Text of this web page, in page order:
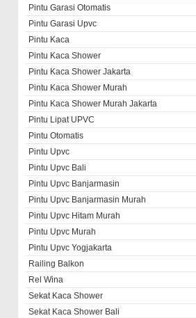
Pintu Garasi Otomatis
Pintu Garasi Upvc
Pintu Kaca
Pintu Kaca Shower
Pintu Kaca Shower Jakarta
Pintu Kaca Shower Murah
Pintu Kaca Shower Murah Jakarta
Pintu Lipat UPVC
Pintu Otomatis
Pintu Upvc
Pintu Upvc Bali
Pintu Upvc Banjarmasin
Pintu Upvc Banjarmasin Murah
Pintu Upvc Hitam Murah
Pintu Upvc Murah
Pintu Upvc Yogjakarta
Railing Balkon
Rel Wina
Sekat Kaca Shower
Sekat Kaca Shower Bali